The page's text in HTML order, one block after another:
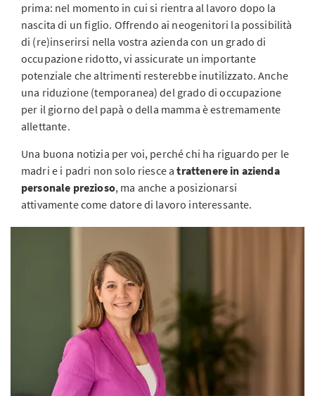
prima: nel momento in cui si rientra al lavoro dopo la
nascita di un figlio. Offrendo ai neogenitori la possibilità
di (re)inserirsi nella vostra azienda con un grado di
occupazione ridotto, vi assicurate un importante
potenziale che altrimenti resterebbe inutilizzato. Anche
una riduzione (temporanea) del grado di occupazione
per il giorno del papà o della mamma è estremamente
allettante.
Una buona notizia per voi, perché chi ha riguardo per le
madri e i padri non solo riesce atrattenere in azienda
personale prezioso, ma anche a posizionarsi
attivamente come datore di lavoro interessante.